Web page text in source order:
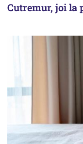
Cutremur, joi la